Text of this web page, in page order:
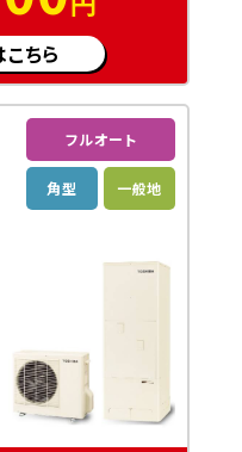
ちら
フルオート
角型 一般地